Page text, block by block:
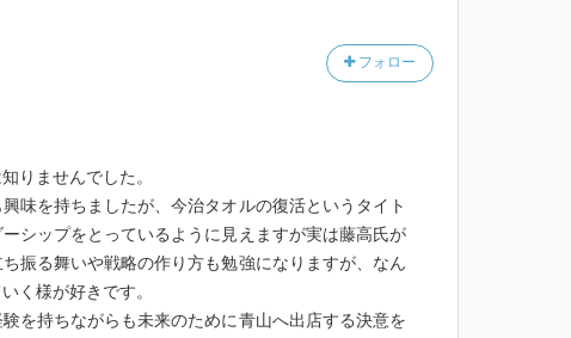
フォロー
りませんでした。
味を持ちましたが、今治タオルの復活というタイト
シップをとっているように見えますが実は藤高氏が
振る舞いや戦略の作り方も勉強になりますが、なん
く様が好きです。
を持ちながらも未来のために青山へ出店する決意を